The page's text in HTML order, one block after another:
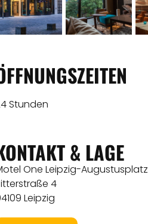
Stunden
& LAGE
One Leipzig-Augustusplatz
4
Leipzig